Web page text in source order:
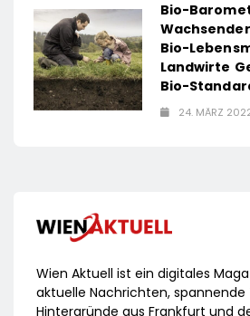
Bio-
Bio-
Landwirte
Bio-
24. MÄRZ
Wien Aktuell ist ein digitales
aktuelle Nachrichten,
Hintergründe aus Frankfurt und